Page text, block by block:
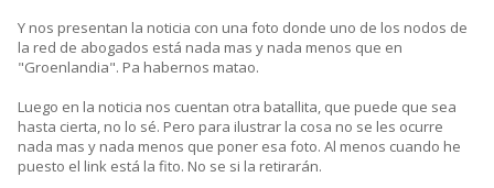
Y nos presentan la noticia con una foto donde uno de los nodos de
la red de abogados está nada mas y nada menos que en
"Groenlandia". Pa habernos matao.
Luego en la noticia nos cuentan otra batallita, que puede que sea
hasta cierta, no lo sé. Pero para ilustrar la cosa no se les ocurre
nada mas y nada menos que poner esa foto. Al menos cuando he
puesto el link está la fito. No se si la retirarán.